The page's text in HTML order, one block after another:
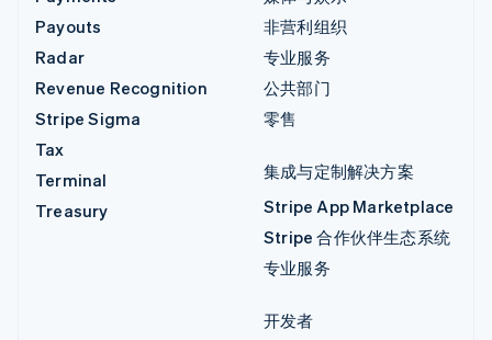
Payouts
Radar
Revenue Recognition
Stripe Sigma
Tax
Terminal
Treasury
非营利组织
专业服务
公共部门
零售
集成与定制解决方案
Stripe App Marketplace
Stripe 合作伙伴生态系统
专业服务
开发者